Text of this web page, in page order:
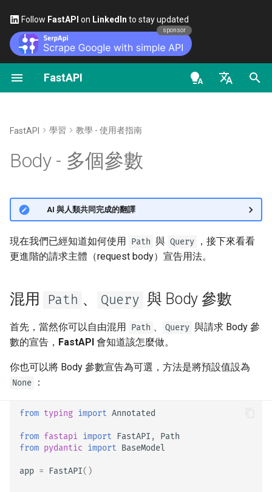
Follow FastAPI on LinkedIn to stay updated
sponsor
FastAPI
de - Deutsch
es - español
fr - français
ja - 日本語
ko - 한국어
pt - português
tr - Türkçe
uk - українська мова
zh - 简体中文
zh-hant - 繁體中文
混用 Path 、 Query
多個 Body 參數與 Query
嵌入單一 Body 參數
以類別作為相依性
全域依賴
使用 yield 的相依
安全性 - 入門
Bearer
OAuth2、以 Bearer 搭配 JWT
權杖
串流資料
直接回傳 Response
自訂回應——HTML、串流、
檔案與其他
OpenAPI 中的額外回應
回應標頭
回應 - 變更狀態碼
進階相依
OAuth2 範圍（scopes）
使用 Dataclasses
關於 FastAPI 版本
手動執行伺服器
部署概念
伺服器工作處理序 - 使用
在容器中使用 FastAPI -
Docker
通用 - 操作指南 - 實用範例
Pydantic v2
GraphQL
別
擴充 OpenAPI
是否將輸入與輸出使用不同的
OpenAPI 結構描述
自訂文件 UI 靜態資源（自我
託管）
設定 Swagger UI
測試資料庫
使用舊的 403 身分驗證錯誤
狀態碼
FastAPI class
UploadFile class
Exceptions - HTTPException
and WebSocketException
Dependencies - Depends()
and Security()
APIRouter class
Background Tasks -
BackgroundTasks
Request class
Response class
OpenAPI docs
FastAPI People
Translations
全端 FastAPI 範本
FastAPI and friends
替代方案、靈感與比較
Repository Management
FastAPI 學習 教學 - 使用者指南
Body - 多個參數
🌐 AI 與人類共同完成的翻譯
現在我們已經知道如何使用 Path 與 Query
，接下來看看
更進階的請求主體（request body）宣告用法。
混用 Path 、 Query 與 Body 參數
首先，當然你可以自由混用 Path 、 Query 與請求 Body 參
數的宣告， FastAPI 會知道該怎麼做。
你也可以將 Body 參數宣告為可選，方法是將預設值設為
None ：
from typing import Annotated
from fastapi import FastAPI ,
Path
from pydantic import BaseModel
app = FastAPI()